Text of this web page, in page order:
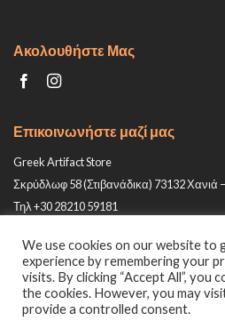
Ακολουθήστε Μας
Επικοινωνήστε μαζί μας
Greek Artifact Store
Σκρύδλωφ 58 (Στιβανάδικα) 73132 Χανιά
Τηλ +30 28210 59181
We use cookies on our website to
experience by remembering your
visits. By clicking “Accept All”, you
the cookies. However, you may
provide a controlled consent.